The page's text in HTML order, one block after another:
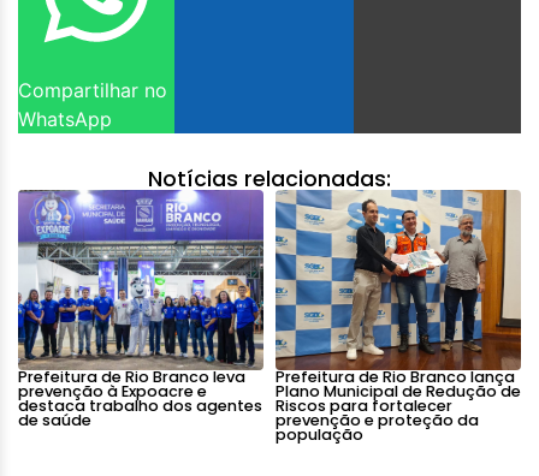
Compartilhar no
WhatsApp
Notícias relacionadas:
Prefeitura de Rio Branco leva
prevenção à Expoacre e
destaca trabalho dos agentes
de saúde
Prefeitura de Rio Branco lança
Plano Municipal de Redução de
Riscos para fortalecer
prevenção e proteção da
população